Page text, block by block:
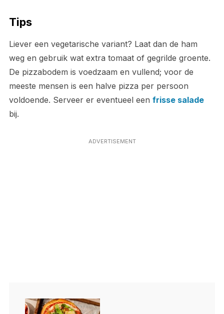
Tips
Liever een vegetarische variant? Laat dan de ham
weg en gebruik wat extra tomaat of gegrilde groente.
De pizzabodem is voedzaam en vullend; voor de
meeste mensen is een halve pizza per persoon
voldoende. Serveer er eventueel een frisse salade
bij.
ADVERTISEMENT